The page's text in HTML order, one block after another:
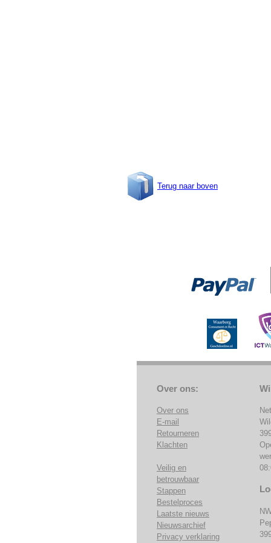
Terug naar boven
Over ons:
Over ons
E-mail
Retourneren
Klachten
Veilig en
betrouwbaar
Stappen
Bestelproces
Laatste nieuws
Nieuwsarchief
Privacy verklaring